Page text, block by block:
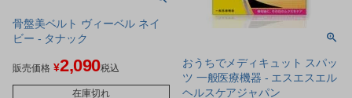
骨盤美ベルト ヴィーベル ネイ
ビー - タナック
販売価格 ¥2,090税込
在庫切れ
おうちでメディキュット スパッ
ツ 一般医療機器 - エスエスエル
ヘルスケアジャパン